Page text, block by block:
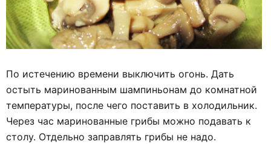
По истечению времени выключить огонь. Дать
остыть маринованным шампиньонам до комнатной
температуры, после чего поставить в холодильник.
Через час маринованные грибы можно подавать к
столу. Отдельно заправлять грибы не надо.